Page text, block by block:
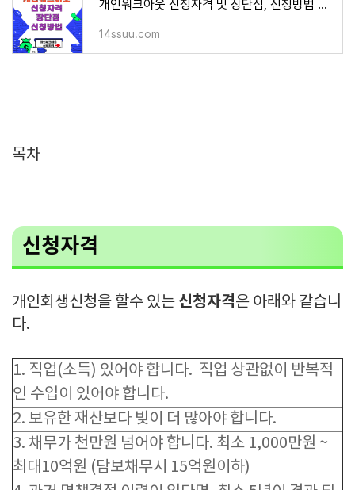
개인워크아웃 신청자격 및 장단점, 신청방법 총정리
14ssuu.com
목차
신청자격
개인회생신청을 할수 있는 신청자격은 아래와 같습니
다.
1. 직업(소득) 있어야 합니다. 직업 상관없이 반복적
인 수입이 있어야 합니다.
2. 보유한 재산보다 빚이 더 많아야 합니다.
3. 채무가 천만원 넘어야 합니다. 최소 1,000만원 ~
최대10억원 (담보채무시 15억원이하)